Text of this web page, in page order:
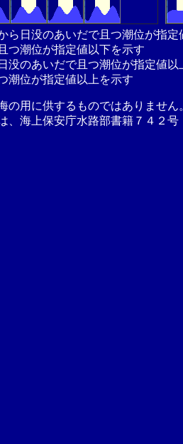
ら日没のあいだで且つ潮位が指
つ潮位が指定値以下を示す
没のあいだで且つ潮位が指定値以
潮位が指定値以上を示す
の用に供するものではありませ
、海上保安庁水路部書籍７４２